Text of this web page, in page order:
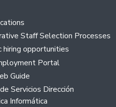
Staff Selection Processes
hiring opportunities
Portal
Guide
Servicios Dirección
Informática